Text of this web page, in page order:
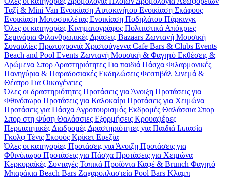
Ταξί & Μini Van Ενοικίαση Aυτοκινήτου Ενοικίαση Σκάφους
Ενοικίαση Μοτοσυκλέτας Ενοικίαση Ποδηλάτου Πάρκινγκ
Όλες οι κατηγορίες Κινηματογράφος Πολιτιστικά Απόκριες
Σεμινάρια Φιλανθρωπικές Δράσεις Bazaars Ζωντανή Μουσική
Συναυλίες Πρωτοχρονιά Χριστούγεννα Cafe Bars & Clubs Events
Beach and Pool Events Ζωντανή Μουσική & Φαγητό Εκθέσεις &
Δρώμενα Σπορ Δραστηριότητες Για παιδιά Πάσχα Φιλαρμονικές
Πανηγύρια & Παραδοσιακές Εκδηλώσεις Φεστιβάλ Σινεμά &
Θέατρο Για Οικογένειες
Όλες οι δραστηριότητες Προτάσεις για Άνοιξη Προτάσεις για
Φθινόπωρο Προτάσεις για Καλοκαίρι Προτάσεις για Χειμώνα
Προτάσεις για Πάσχα Αγροτουρισμός Εκδρομές Θαλάσσια Σπορ
Σπορ στη Φύση Θαλάσσιες Εξορμήσεις Κρουαζιέρες
Περιπατητικές Διαδρομές Δραστηριότητες για Παιδιά Ιππασία
Γκολφ Τένις Σκουός Κρίκετ Ευεξία
Όλες οι κατηγορίες Προτάσεις για Άνοιξη Προτάσεις για
Φθινόπωρο Προτάσεις για Πάσχα Προτάσεις για Χειμώνα
Κερκυραϊκές Συνταγές Τοπικά Προϊόντα Καφέ & Brunch Φαγητό
Μπαράκια Beach Bars Ζαχαροπλαστεία Pool Bars Κλαμπ